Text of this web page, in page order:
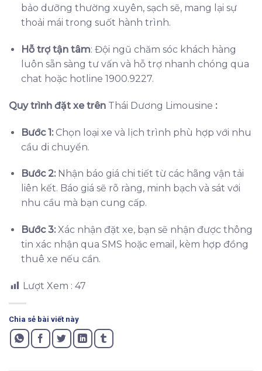
bảo dưỡng thường xuyên, sạch sẽ, mang lại sự
thoải mái trong suốt hành trình.
Hỗ trợ tận tâm: Đội ngũ chăm sóc khách hàng
luôn sẵn sàng tư vấn và hỗ trợ nhanh chóng qua
chat hoặc hotline 1900.9227.
Quy trình đặt xe trên Thái Dương Limousine :
Bước 1: Chọn loại xe và lịch trình phù hợp với nhu
cầu di chuyển.
Bước 2: Nhận báo giá chi tiết từ các hãng vận tải
liên kết. Báo giá sẽ rõ ràng, minh bạch và sát với
nhu cầu mà bạn cung cấp.
Bước 3:Xác nhận đặt xe, bạn sẽ nhận được thông
tin xác nhận qua SMS hoặc email, kèm hợp đồng
thuê xe nếu cần.
Lượt Xem : 47
Chia sẻ bài viết này